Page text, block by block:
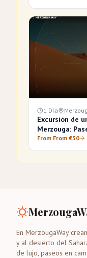
1 Día
Excursión de
Merzouga:
paseo en
From From €50
En MerzougaWay
y al desierto del
de lujo, paseos en